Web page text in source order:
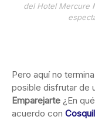
del Hotel Mercure
Pero aquí no
posible disfrutar de
Emparejarte ¿En
acuerdo con